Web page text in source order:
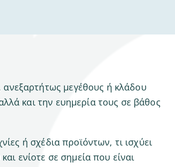
μεγέθους ή κλάδου
και την ευημερία τους σε βάθος
ή σχέδια προϊόντων, τι ισχύει
ενίοτε σε σημεία που είναι